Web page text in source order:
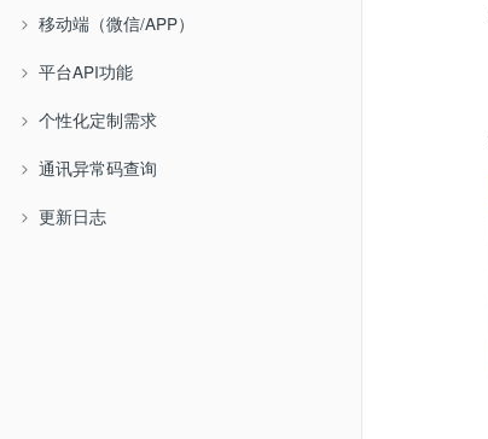
移动端（微信/APP）
平台API功能
个性化定制需求
通讯异常码查询
更新日志